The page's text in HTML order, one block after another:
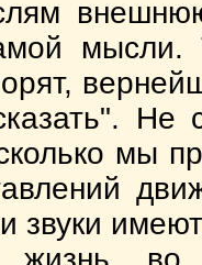
мысли.
Не
мы
звуки